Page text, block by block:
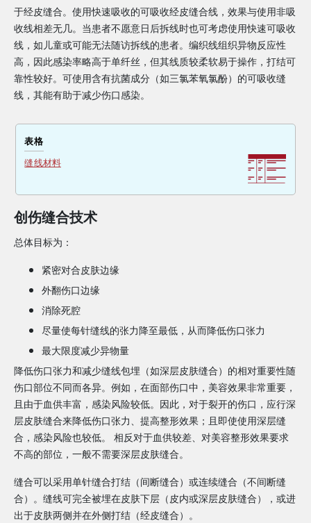
于经皮缝合。使用快速吸收的可吸收经皮缝合线，效果与使用非吸
收线相差无几。当患者不愿意日后拆线时也可考虑使用快速可吸收
线，如儿童或可能无法随访拆线的患者。编织线组织异物反应性
高，因此感染率略高于单纤丝，但其线质较柔软易于操作，打结可
靠性较好。可使用含有抗菌成分（如三氯苯氧氯酚）的可吸收缝
线，其能有助于减少伤口感染。
表格
缝线材料
创伤缝合技术
总体目标为：
紧密对合皮肤边缘
外翻伤口边缘
消除死腔
尽量使每针缝线的张力降至最低，从而降低伤口张力
最大限度减少异物量
降低伤口张力和减少缝线包埋（如深层皮肤缝合）的相对重要性随
伤口部位不同而各异。例如，在面部伤口中，美容效果非常重要，
且由于血供丰富，感染风险较低。因此，对于裂开的伤口，应行深
层皮肤缝合来降低伤口张力、提高整形效果；且即使使用深层缝
合，感染风险也较低。 相反对于血供较差、对美容整形效果要求
不高的部位，一般不需要深层皮肤缝合。
缝合可以采用单针缝合打结（间断缝合）或连续缝合（不间断缝
合）。缝线可完全被埋在皮肤下层（皮内或深层皮肤缝合），或进
出于皮肤两侧并在外侧打结（经皮缝合）。